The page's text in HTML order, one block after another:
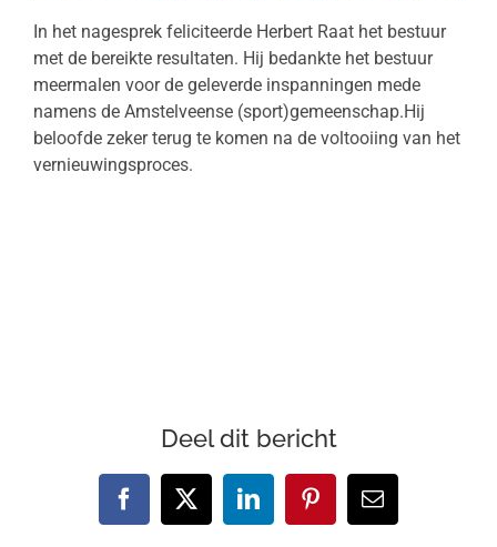
In het nagesprek feliciteerde Herbert Raat het bestuur
met de bereikte resultaten. Hij bedankte het bestuur
meermalen voor de geleverde inspanningen mede
namens de Amstelveense (sport)gemeenschap.Hij
beloofde zeker terug te komen na de voltooiing van het
vernieuwingsproces.
Deel dit bericht
Facebook
X LinkedInPinterest
E-
mail